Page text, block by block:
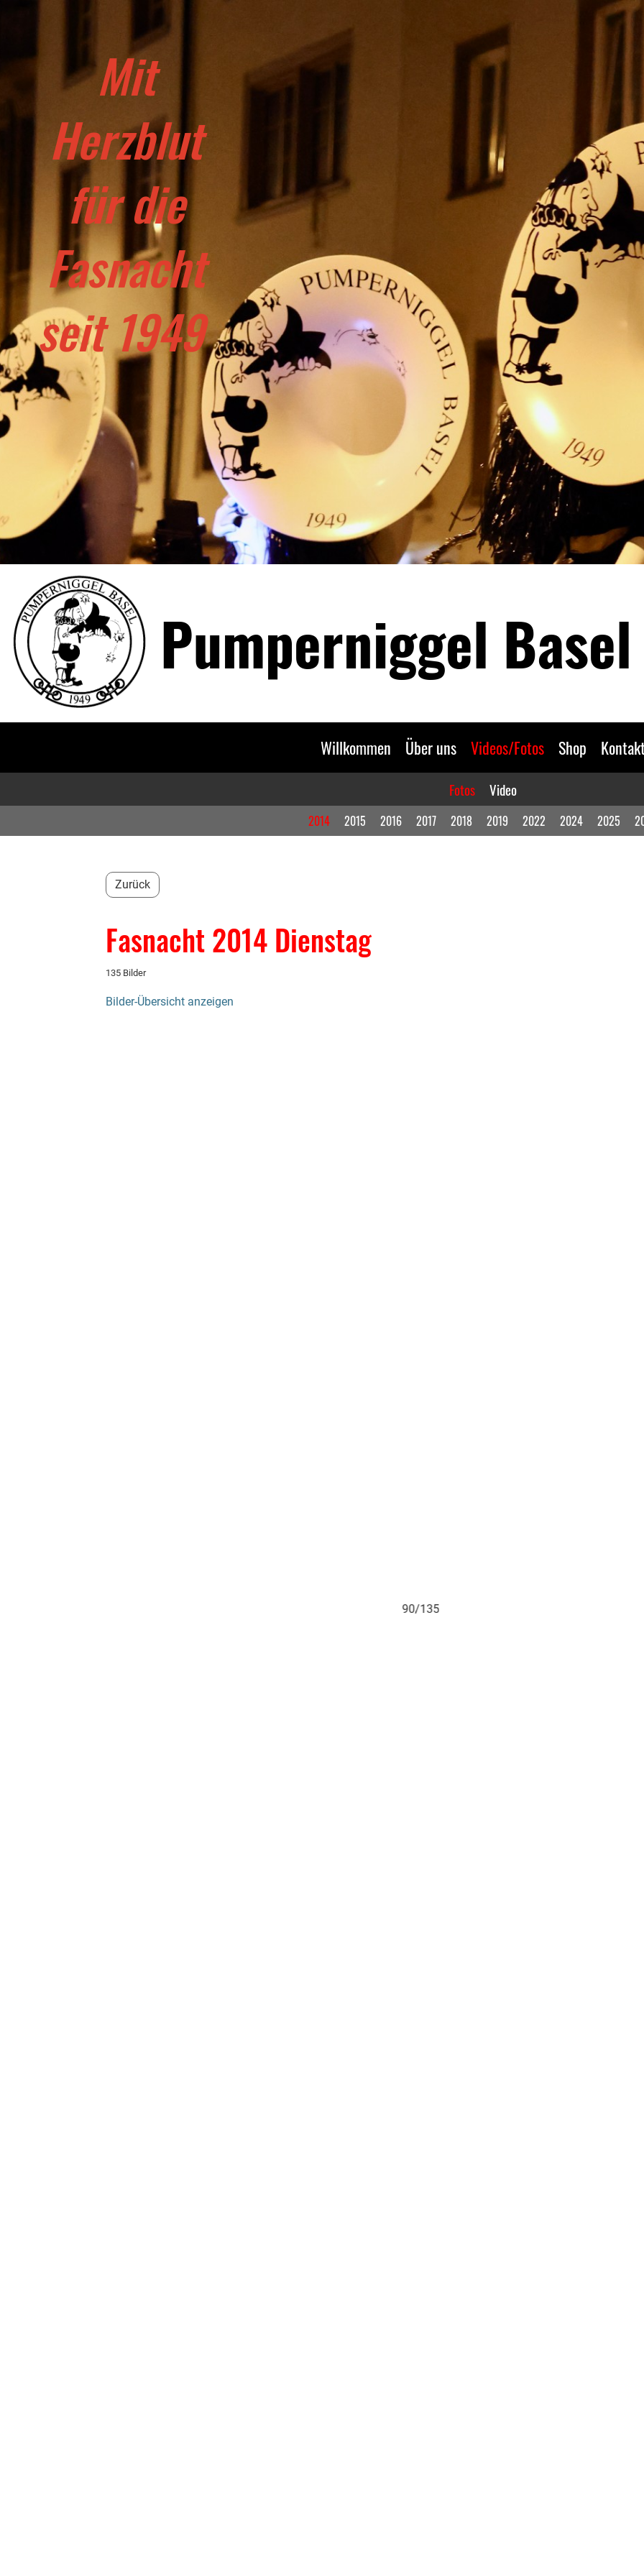
Mit
Herzblut
für die
Fasnacht
seit 1949
Pumperniggel
Willkommen Über uns Videos/Fotos Shop
Fotos Video
2014 2015 2016 2017 2018 2019 2022 2024 2025
Zurück
Fasnacht 2014 Dienstag
135 Bilder
Bilder-Übersicht anzeigen